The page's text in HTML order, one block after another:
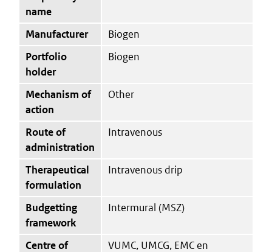
name
Manufacturer
Biogen
Portfolio
holder
Biogen
Mechanism of
action
Other
Route of
administration
Intravenous
Therapeutical
formulation
Intravenous drip
Budgetting
framework
Intermural (MSZ)
Centre of
VUMC, UMCG, EMC en